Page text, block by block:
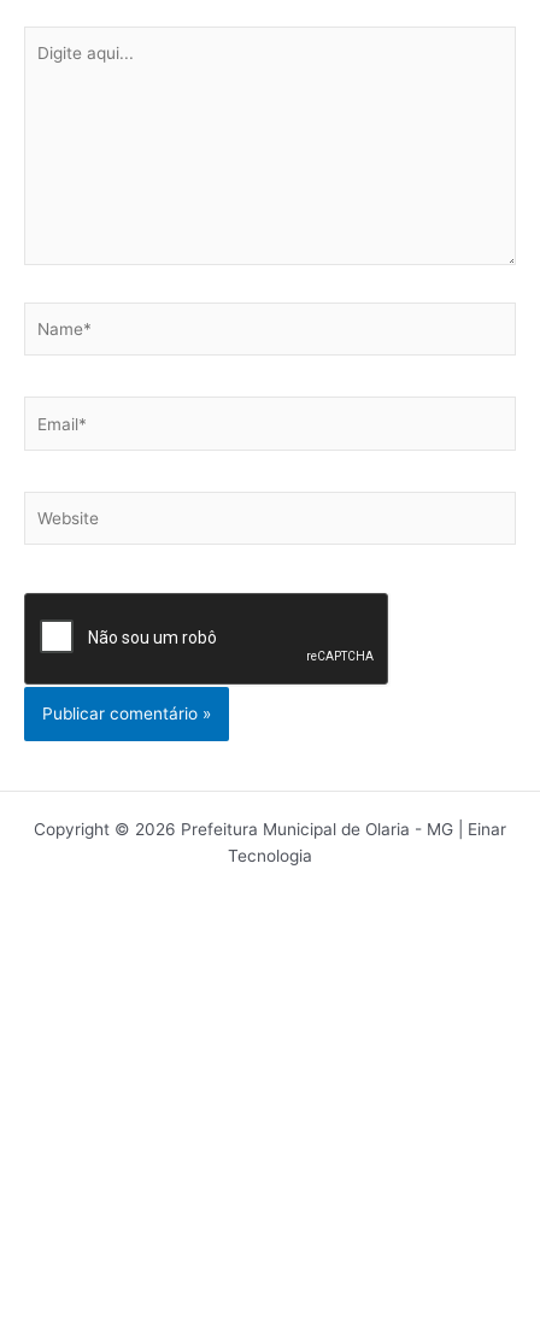
aqui...
Copyright © 2026 Prefeitura Municipal de Olaria - MG | Einar
Tecnologia